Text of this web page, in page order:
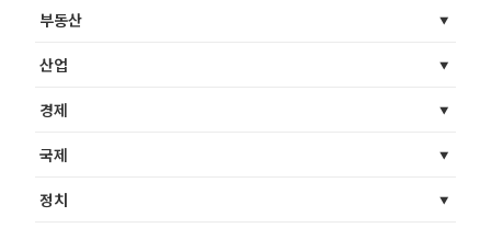
부동산
산업
경제
국제
정치